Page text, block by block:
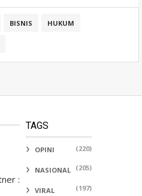
BISNIS HUKUM
:
TAGS
OPINI (220)
NASIONAL (205)
VIRAL (197)